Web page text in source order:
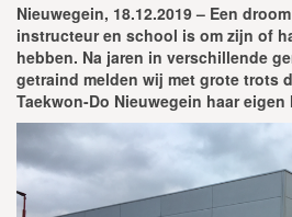
Nieuwegein, 18.12.2019 – Een
instructeur en school is om zijn of
hebben. Na jaren in verschillende
getraind melden wij met grote trots
Taekwon-Do Nieuwegein haar